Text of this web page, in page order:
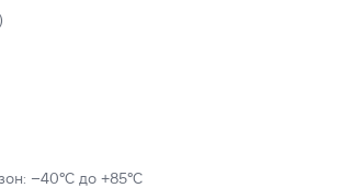
–40°C до +85°C